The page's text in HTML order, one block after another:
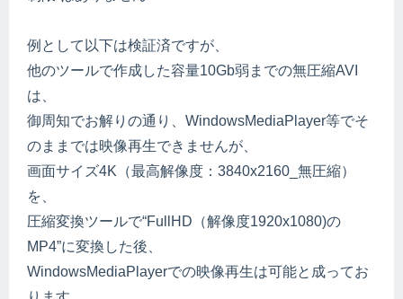
例として以下は検証済ですが、
他のツールで作成した容量10Gb弱までの無圧縮AVI
は、
御周知でお解りの通り、WindowsMediaPlayer等でそ
のままでは映像再生できませんが、
画面サイズ4K（最高解像度：3840x2160_無圧縮）
を、
圧縮変換ツールで“FullHD（解像度1920x1080)の
MP4”に変換した後、
WindowsMediaPlayerでの映像再生は可能と成ってお